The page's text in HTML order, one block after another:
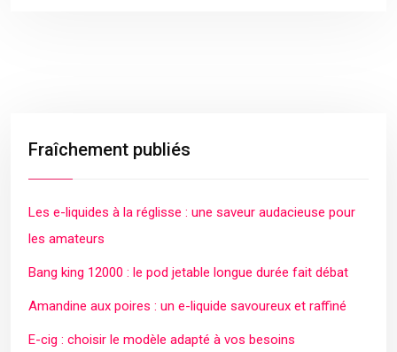
Fraîchement publiés
Les e-liquides à la réglisse : une saveur audacieuse pour
les amateurs
Bang king 12000 : le pod jetable longue durée fait débat
Amandine aux poires : un e-liquide savoureux et raffiné
E-cig : choisir le modèle adapté à vos besoins